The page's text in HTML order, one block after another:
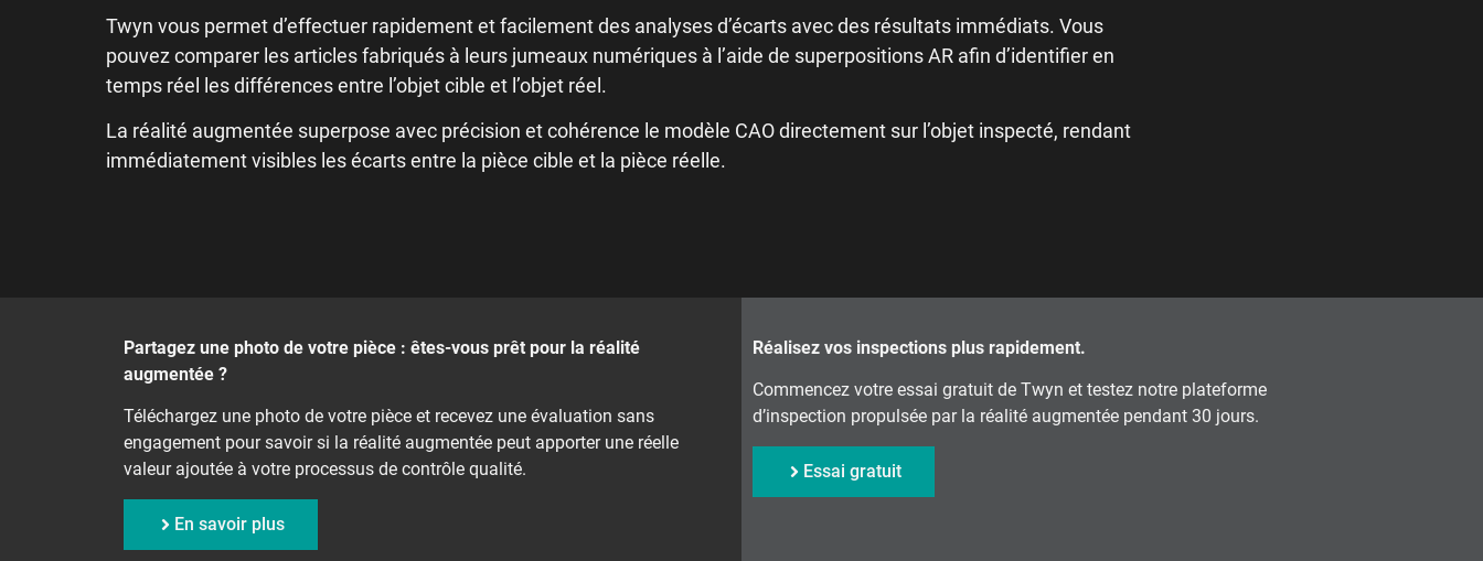
Twyn vous permet d’effectuer rapidement et facilement des analyses d’écarts avec des résultats immédiats. Vous
pouvez comparer les articles fabriqués à leurs jumeaux numériques à l’aide de superpositions AR afin d’identifier en
temps réel les différences entre l’objet cible et l’objet réel.
La réalité augmentée superpose avec précision et cohérence le modèle CAO directement sur l’objet inspecté, rendant
immédiatement visibles les écarts entre la pièce cible et la pièce réelle.
Partagez une photo de votre pièce : êtes-vous prêt pour la réalité
augmentée ?
Téléchargez une photo de votre pièce et recevez une évaluation sans
engagement pour savoir si la réalité augmentée peut apporter une réelle
valeur ajoutée à votre processus de contrôle qualité.
En savoir plus
Réalisez vos inspections plus rapidement.
Commencez votre essai gratuit de Twyn et testez notre plateforme
d’inspection propulsée par la réalité augmentée pendant 30 jours.
Essai gratuit